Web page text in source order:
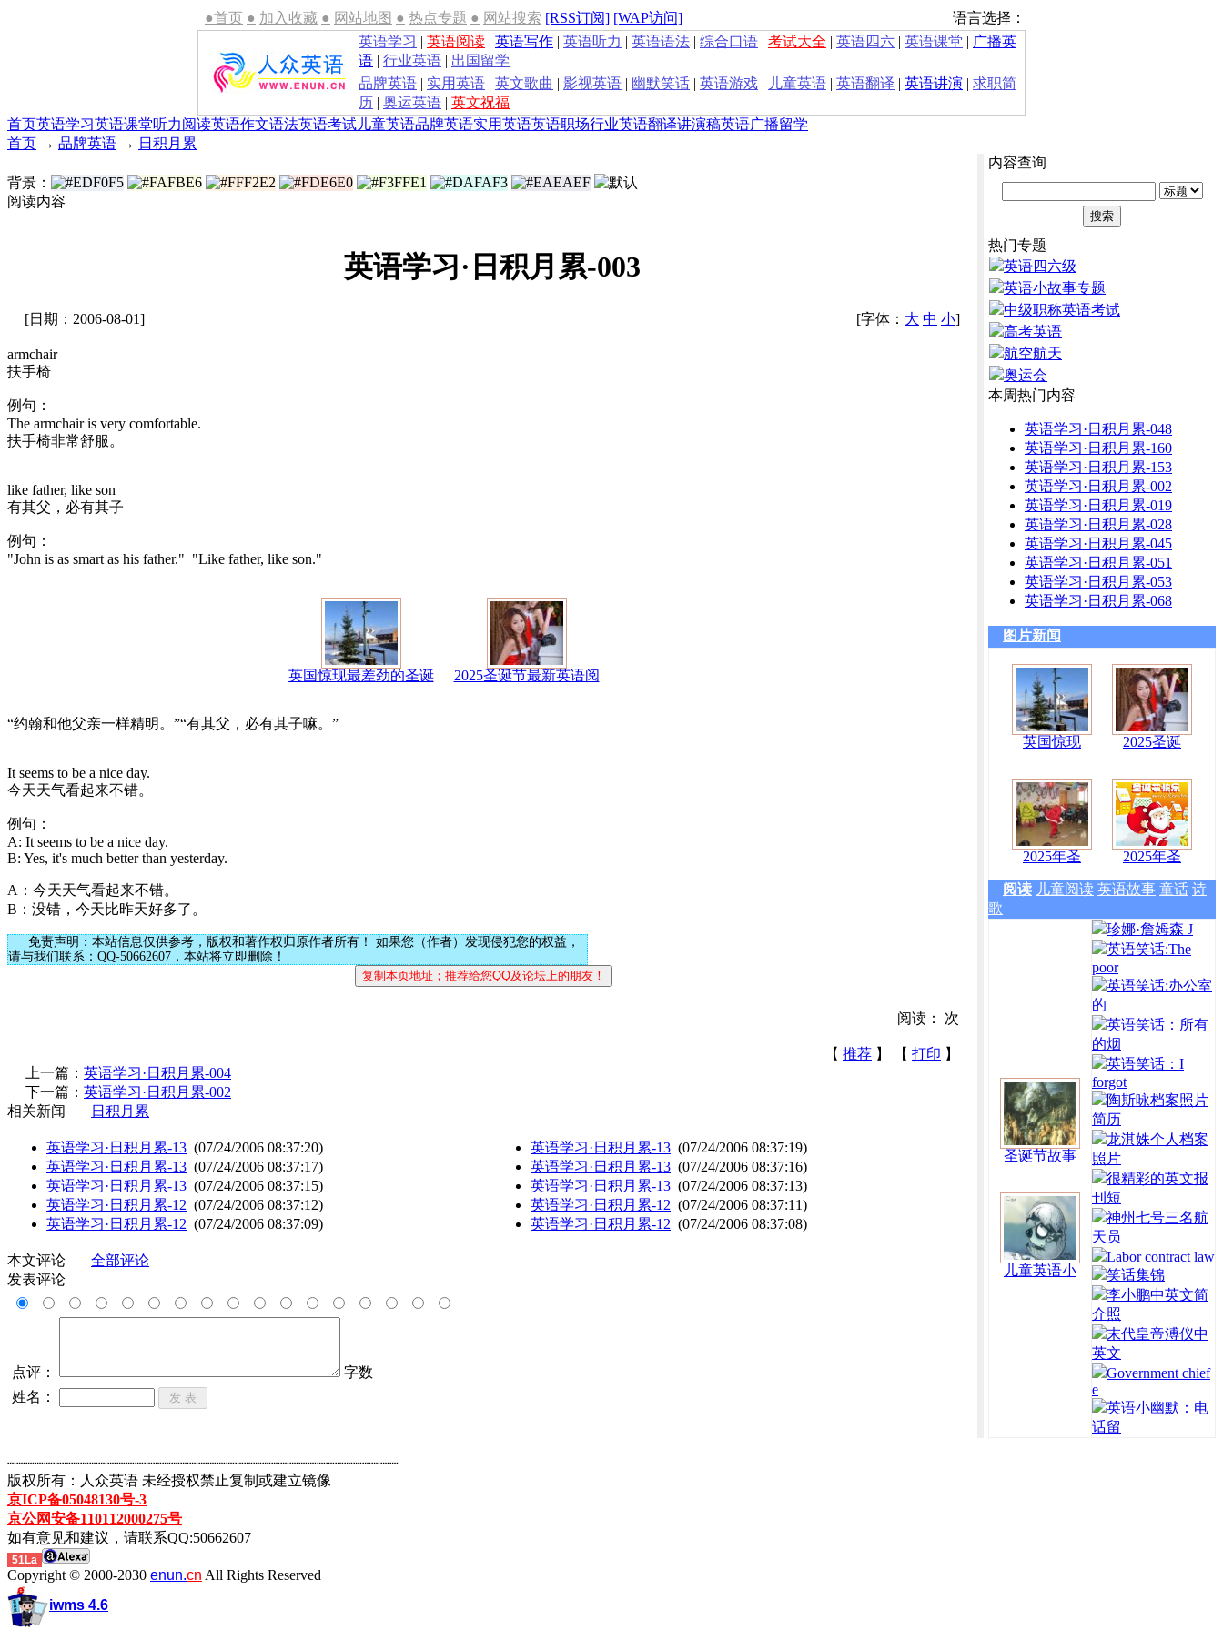
●首页 ● 加入收藏 ● 网站地图 ● 热点专题 ● 网站搜索 [RSS订阅] [WAP访问]
语言选择：
英语学习 | 英语阅读 | 英语写作 | 英语听力 | 英语语法 | 综合口语 | 考试大全 | 英语四六 | 英语课堂 | 广播英
语 | 行业英语 | 出国留学
品牌英语 | 实用英语 | 英文歌曲 | 影视英语 | 幽默笑话 | 英语游戏 | 儿童英语 | 英语翻译 | 英语讲演 | 求职简
历 | 奥运英语 | 英文祝福
首页英语学习英语课堂听力阅读英语作文语法英语考试 儿童英语品牌英语实用英语英语职场行业英语翻译讲演稿英语广播留学
首页 → 品牌英语 → 日积月累
背景：
阅读内容
英语学习·日积月累-003
[日期：2006-08-01] [字体： 大 中 小]
armchair
扶手椅
例句：
The armchair is very comfortable.
扶手椅非常舒服。
like father, like son
有其父，必有其子
例句：
"John is as smart as his father." "Like father, like son."
英国惊现最差劲的圣诞 2025圣诞节最新英语阅
“约翰和他父亲一样精明。”“有其父，必有其子嘛。”
It seems to be a nice day.
今天天气看起来不错。
例句：
A: It seems to be a nice day.
B: Yes, it's much better than yesterday.
A：今天天气看起来不错。
B：没错，今天比昨天好多了。
免责声明：本站信息仅供参考，版权和著作权归原作者所有！ 如果您（作者）发现侵犯您的权益，
请与我们联系：QQ-50662607，本站将立即删除！
阅读： 次
【 推荐 】 【 打印 】
上一篇： 英语学习·日积月累-004
下一篇： 英语学习·日积月累-002
相关新闻
日积月累
英语学习·日积月累-13 (07/24/2006 08:37:20)
英语学习·日积月累-13 (07/24/2006 08:37:17)
英语学习·日积月累-13 (07/24/2006 08:37:15)
英语学习·日积月累-12 (07/24/2006 08:37:12)
英语学习·日积月累-12 (07/24/2006 08:37:09)
英语学习·日积月累-13 (07/24/2006 08:37:19)
英语学习·日积月累-13 (07/24/2006 08:37:16)
英语学习·日积月累-13 (07/24/2006 08:37:13)
英语学习·日积月累-12 (07/24/2006 08:37:11)
英语学习·日积月累-12 (07/24/2006 08:37:08)
本文评论
全部评论
发表评论
点评：
字数
姓名：
内容查询
热门专题
英语四六级
英语小故事专题
中级职称英语考试
高考英语
航空航天
奥运会
本周热门内容
英语学习·日积月累-048
英语学习·日积月累-160
英语学习·日积月累-153
英语学习·日积月累-002
英语学习·日积月累-019
英语学习·日积月累-028
英语学习·日积月累-045
英语学习·日积月累-051
英语学习·日积月累-053
英语学习·日积月累-068
图片新闻
英国惊现 2025圣诞
2025年圣 2025年圣
阅读 儿童阅读 英语故事 童话 诗
歌
圣诞节故事
儿童英语小
珍娜·詹姆森 J
英语笑话:The
poor
英语笑话:办公室
的
英语笑话：所有
的烟
英语笑话：I
forgot
陶斯咏档案照片
简历
龙淇姝个人档案
照片
很精彩的英文报
刊短
神州七号三名航
天员
Labor contract law
笑话集锦
李小鹏中英文简
介照
末代皇帝溥仪中
英文
Government chief
e
英语小幽默：电
话留
┈┈┈┈┈┈┈┈┈┈┈┈┈┈┈┈┈┈┈┈┈┈┈┈┈┈┈┈┈┈┈┈┈┈┈┈┈┈┈┈┈┈┈
版权所有：人众英语 未经授权禁止复制或建立镜像
京ICP备05048130号-3
京公网安备110112000275号
如有意见和建议，请联系QQ:50662607
51La
Copyright © 2000-2030 enun.cn All Rights Reserved
iwms 4.6